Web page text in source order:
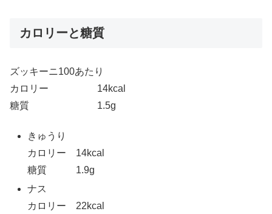
カロリーと糖質
ズッキーニ100あたり
カロリー 14kcal
糖質 1.5g
きゅうり
カロリー 14kcal
糖質 1.9g
ナス
カロリー 22kcal